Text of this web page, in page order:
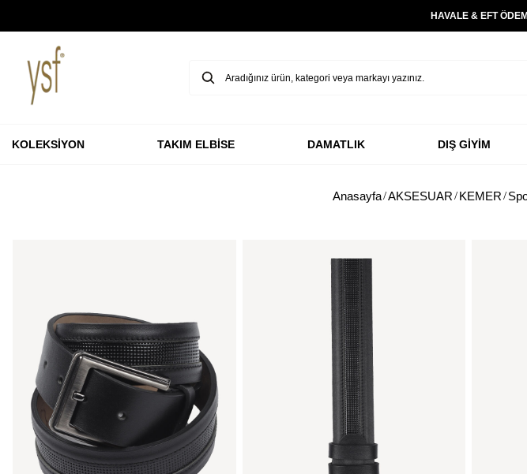
HAVALE & EFT
KOLEKSİYON TAKIM ELBİSE DAMATLIK DIŞ GİYİM
Anasayfa AKSESUAR KEMER